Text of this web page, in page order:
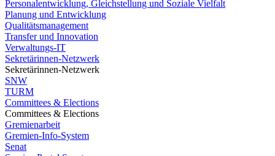
Personalentwicklung, Gleichstellung und Soziale Vielfalt
Planung und Entwicklung
Qualitätsmanagement
Transfer und Innovation
Verwaltungs-IT
Sekretärinnen-Netzwerk
Sekretärinnen-Netzwerk
SNW
TURM
Committees & Elections
Committees & Elections
Gremienarbeit
Gremien-Info-System
Senat